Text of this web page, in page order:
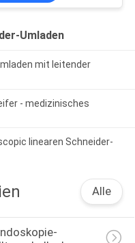
Umladen
mit leitender
- medizinisches
linearen Schneider-
Alle